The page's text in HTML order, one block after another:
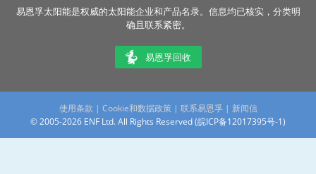
易恩孚太阳能是权威的太阳能企业和产品名录。信息均已核实，分类明
确且联系紧密。
易恩孚回收
使用条款 | Cookie和数据政策| 联系易恩孚 | 新闻信
© 2005-2026 ENF Ltd. All Rights Reserved (皖ICP备12017395号-1)